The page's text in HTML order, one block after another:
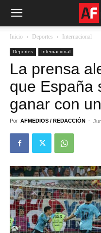
Inicio Deportes Internacional
Deportes Internacional
La prensa
que España
ganar con
Por AFMEDIOS / REDACCIÓN -